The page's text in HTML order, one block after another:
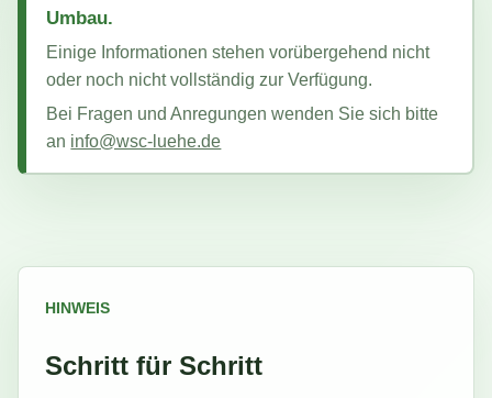
Umbau.
Einige Informationen stehen vorübergehend nicht
oder noch nicht vollständig zur Verfügung.
Bei Fragen und Anregungen wenden Sie sich bitte
an info@wsc-luehe.de
HINWEIS
Schritt für Schritt